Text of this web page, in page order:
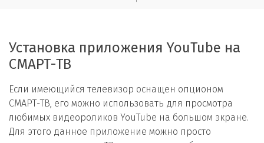
Установка приложения YouTube на
СМАРТ-ТВ
Если имеющийся телевизор оснащен опционом
СМАРТ-ТВ, его можно использовать для просмотра
любимых видеороликов YouTube на большом экране.
Для этого данное приложение можно просто